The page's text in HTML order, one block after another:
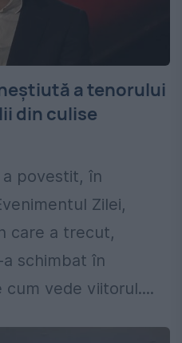
a tenorului
din culise
a povestit, în
Zilei,
care a trecut,
schimbat în
vede viitorul....